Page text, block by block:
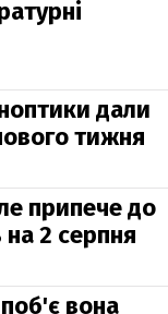
дали
тижня
припече до
2 серпня
вона